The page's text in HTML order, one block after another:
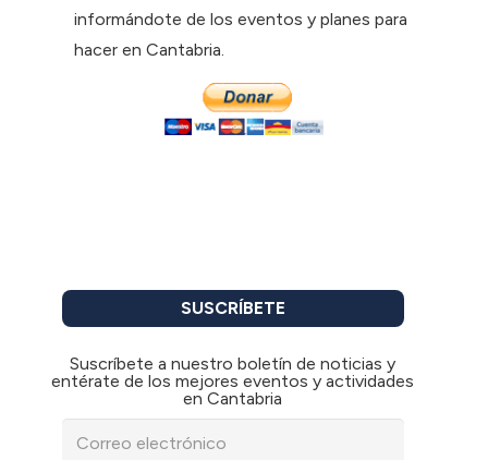
informándote de los eventos y planes para
hacer en Cantabria.
SUSCRÍBETE
Suscríbete a nuestro boletín de noticias y
entérate de los mejores eventos y actividades
en Cantabria